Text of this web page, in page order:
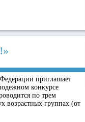
приглашает
конкурсе
по трем
группах (от